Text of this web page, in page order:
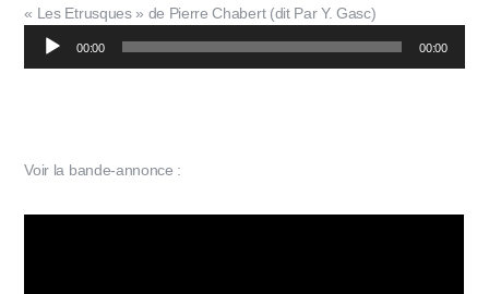
« Les Etrusques » de Pierre Chabert (dit Par Y. Gasc)
Lecteur
audio
00:00 00:00
Voir la bande-annonce :